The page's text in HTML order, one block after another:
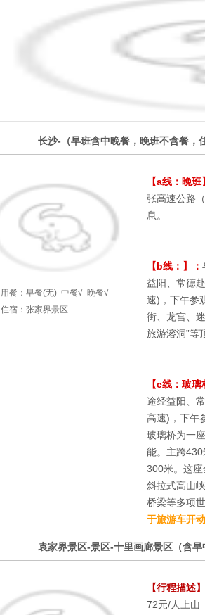
长沙-（早班含中晚餐，晚班不含餐，
用餐： 早餐(无) 中餐√ 晚餐√
住宿：张家界景区
【a线：晚班
张高速公路
息。
【b线：】：
益阳、常德
速)，下午参
街、龙宫、
旅游溶洞”等
【c线：玻璃
途经益阳、
高速)，下午
玻璃桥为一
能。主跨
300米。这
斜拉式高山
桥梁等多项世
于旅游车开
袁家界景区-景区-十里画廊景区（含早
【行程描述
72元/人上山